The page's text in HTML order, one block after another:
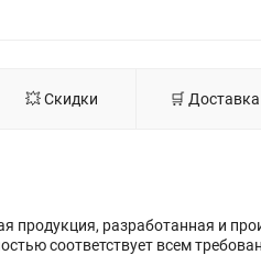
💥 Скидки 🛒
продукция, разработанная и
соответствует всем